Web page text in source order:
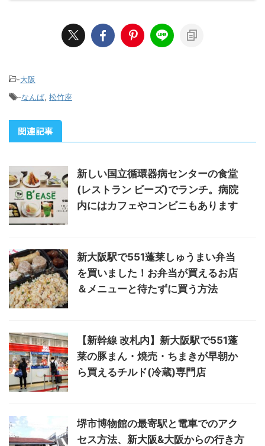
-大阪
-なんば, 松竹座
関連記事
新しい国立循環器病センターの食堂
(レストラン ビーズ)でランチ。病院
内にはカフェやコンビニもあります
新大阪駅で551蓬莱しゅうまい弁当
を買いました！お弁当が買えるお店
＆メニューと待たずに買う方法
【新幹線 改札内】新大阪駅で551蓬
莱の豚まん・焼売・ちまきが早朝か
ら買えるチルド(冷蔵)専門店
堺市博物館の最寄駅と電車でのアク
セス方法、新大阪&大阪からの行き方